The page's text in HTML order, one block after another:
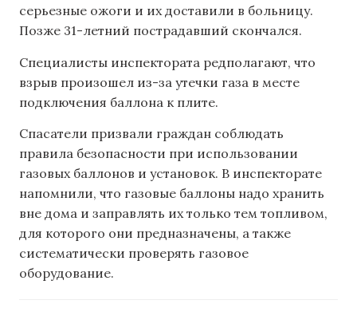
серьезные ожоги и их доставили в больницу.
Позже 31-летний пострадавший скончался.
Специалисты инспектората редполагают, что
взрыв произошел из-за утечки газа в месте
подключения баллона к плите.
Спасатели призвали граждан соблюдать
правила безопасности при использовании
газовых баллонов и установок. В инспекторате
напомнили, что газовые баллоны надо хранить
вне дома и заправлять их только тем топливом,
для которого они предназначены, а также
систематически проверять газовое
оборудование.